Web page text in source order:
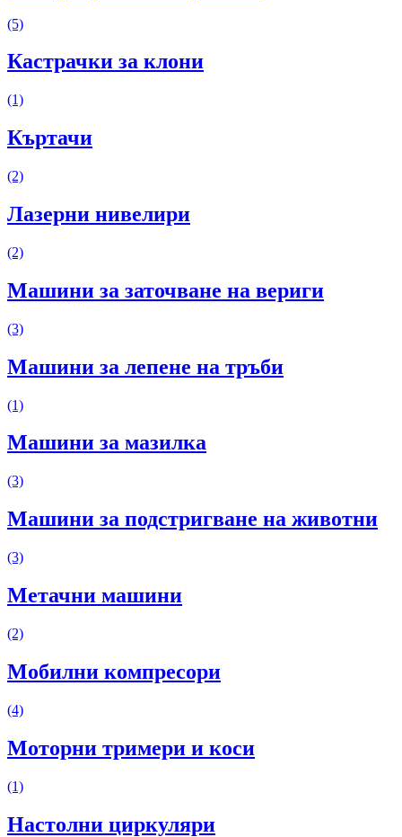
(5)
Кастрачки за клони
(1)
Къртачи
(2)
Лазерни нивелири
(2)
Машини за заточване на вериги
(3)
Машини за лепене на тръби
(1)
Машини за мазилка
(3)
Машини за подстригване на животни
(3)
Метачни машини
(2)
Мобилни компресори
(4)
Моторни тримери и коси
(1)
Настолни циркуляри